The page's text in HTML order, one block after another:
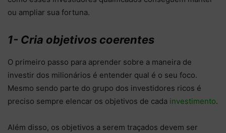
ou ampliar sua fortuna.
1- Cria objetivos coerentes
O primeiro passo para aprender sobre a maneira de
investir dos milionários é entender qual é o seu foco.
Mesmo sendo parte do grupo dos investidores ricos é
preciso sempre elencar os objetivos de cada investimento.
Além disso, os objetivos a serem traçados devem ser